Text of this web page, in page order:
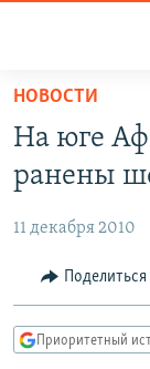
доступа
основному
Вернутся
главной
навигации
АВТОРСКИЕ
ЦИТАТЫ
МНЕНИЯ
IDEL.РЕАЛИИ
НОВОСТИ
На юге
ранены
11 декабря 2010
Поделиться
Приоритетный